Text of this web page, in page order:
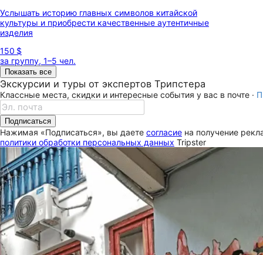
Услышать историю главных символов китайской
культуры и приобрести качественные аутентичные
изделия
150 $
за группу, 1–5 чел.
Показать все
Экскурсии и туры от экспертов Трипстера
Классные места, скидки и интересные события у вас в почте ·
Подписаться
Нажимая «Подписаться», вы даете согласие на получение
политики обработки персональных данных Tripster